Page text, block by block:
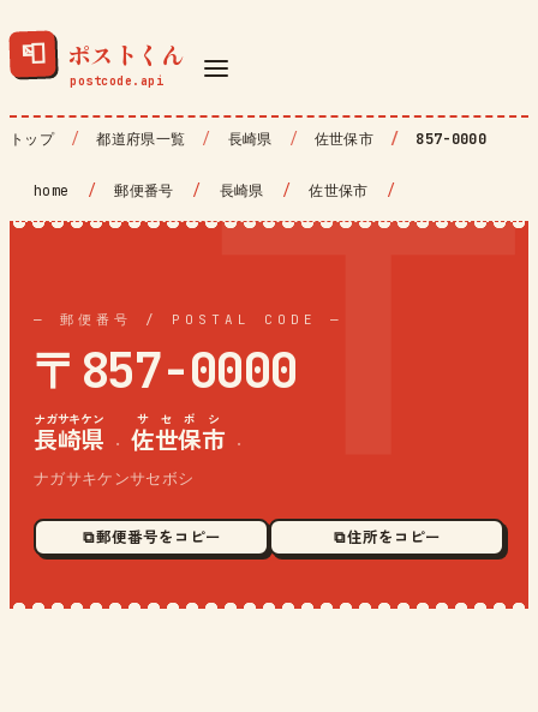
📮 ポストくん
トップ 都道府県一覧 長崎県 佐世保市 857-0000
home / 郵便番号 / 長崎県 / 佐世保市 /
— 郵便番号 / POSTAL CODE —
〒857-0000
長崎県
ナガサキケン
· 佐世保市
サセボシ
·
ナガサキケンサセボシ
⧉ 郵便番号をコピー ⧉ 住所をコピー